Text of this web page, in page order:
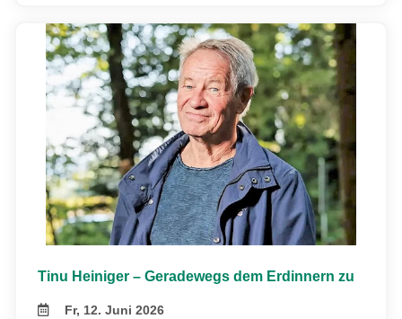
Tinu Heiniger – Geradewegs dem Erdinnern zu
Fr, 12. Juni 2026